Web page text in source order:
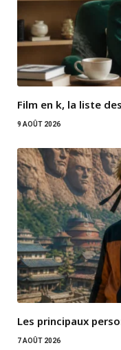
Film en k, la liste
9 AOÛT 2026
Les principaux
7 AOÛT 2026